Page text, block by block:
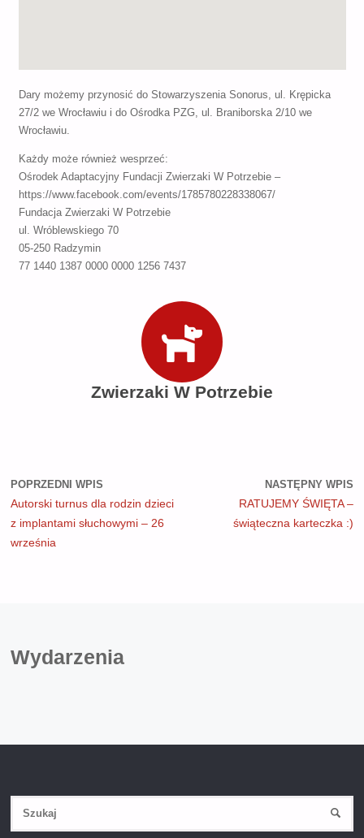
Dary możemy przynosić do Stowarzyszenia Sonorus, ul. Krępicka
27/2 we Wrocławiu i do Ośrodka PZG, ul. Braniborska 2/10 we
Wrocławiu.
Każdy może również wesprzeć:
Ośrodek Adaptacyjny Fundacji Zwierzaki W Potrzebie –
https://www.facebook.com/events/1785780228338067/
Fundacja Zwierzaki W Potrzebie
ul. Wróblewskiego 70
05-250 Radzymin
77 1440 1387 0000 0000 1256 7437
Zwierzaki W Potrzebie
POPRZEDNI WPIS
Autorski turnus dla rodzin dzieci
z implantami słuchowymi – 26
września
NASTĘPNY WPIS
RATUJEMY ŚWIĘTA –
świąteczna karteczka :)
Wydarzenia